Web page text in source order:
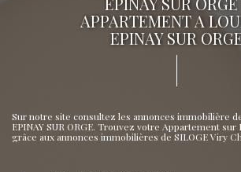
APPARTEMENT A
EPINAY SUR
Sur notre site consultez les annonces immobilière
EPINAY SUR ORGE. Trouvez votre Appartement sur
grâce aux annonces immobilières de SILOGE Viry